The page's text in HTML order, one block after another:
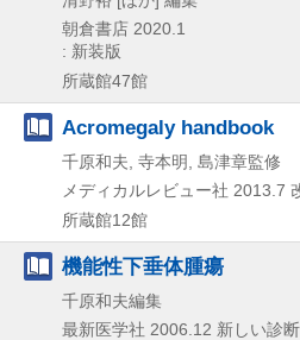
朝倉書店 2020.1
: 新装版
所蔵館47館
Acromegaly handbook
千原和夫, 寺本明, 島津章監修
メディカルレビュー社 2013.7
所蔵館12館
機能性下垂体腫瘍
千原和夫編集
最新医学社 2006.12 新しい診